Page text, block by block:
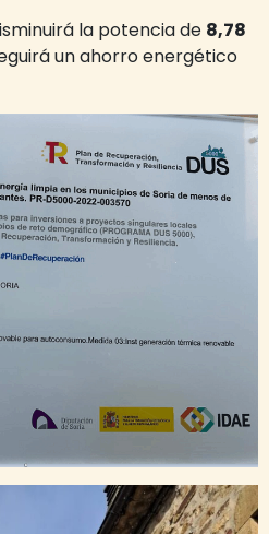
la potencia de 8,78
un ahorro energético